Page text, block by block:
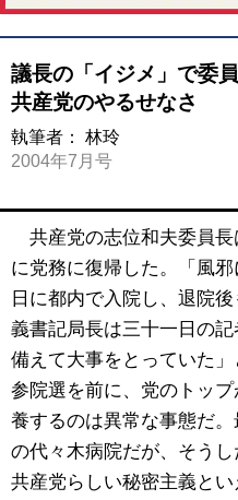
議長の「イジメ」で委
共産党のやるせなさ
執筆者： 林玲
2004年7月号
共産党の志位和夫委員長
に党務に復帰した。「風
日に都内で入院し、退院
義書記局長は三十一日の
備えて大事をとっていた
参院選を前に、党のトッ
養するのは異常な事態だ
の代々木病院だが、そうし
共産党らしい秘密主義と